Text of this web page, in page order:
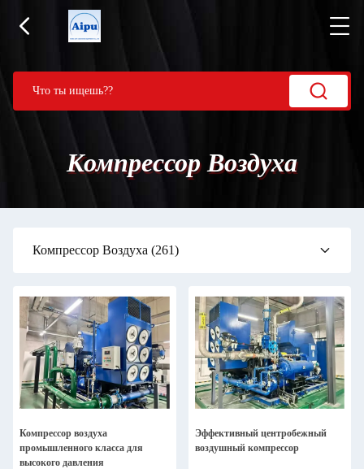
Компрессор Воздуха
Компрессор Воздуха (261)
Компрессор воздуха
промышленного класса для
высокого давления
Эффективный центробежный
воздушный компрессор